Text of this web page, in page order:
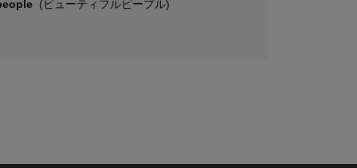
(ビューティフルピープル)